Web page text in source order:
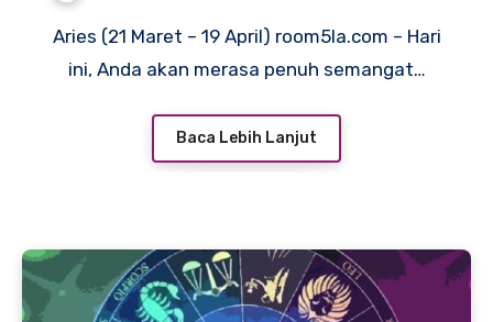
Aries (21 Maret – 19 April) room5la.com – Hari
ini, Anda akan merasa penuh semangat…
Baca Lebih Lanjut